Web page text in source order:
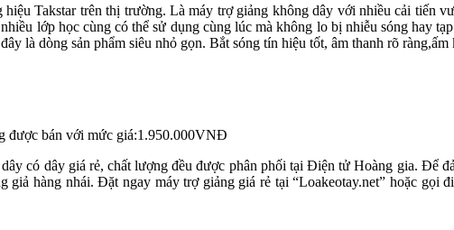
Takstar trên thị trường. Là máy trợ giảng không dây với nhiều cải tiến
lớp học cùng có thể sử dụng cùng lúc mà không lo bị nhiễu sóng hay
là dòng sản phẩm siêu nhỏ gọn. Bắt sóng tín hiệu tốt, âm thanh rõ
được bán với mức giá:1.950.000VNĐ
dây giá rẻ, chất lượng đều được phân phối tại Điện tử Hoàng gia. Để
hàng nhái. Đặt ngay máy trợ giảng giá rẻ tại “Loakeotay.net” hoặc